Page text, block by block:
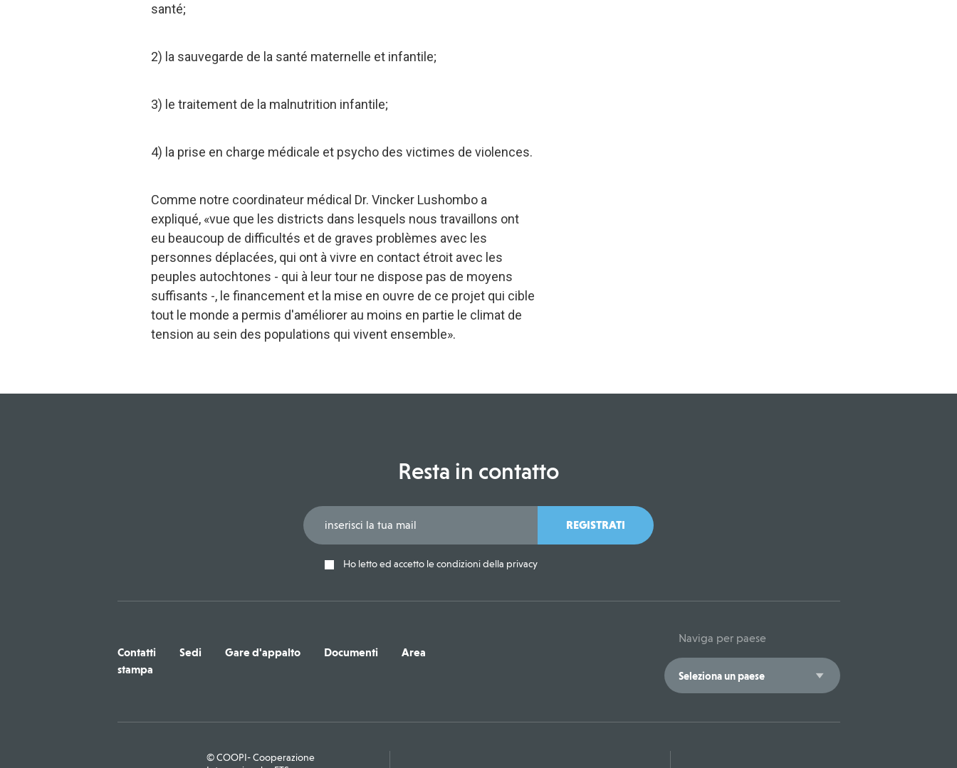
santé;
2) la sauvegarde de la santé maternelle et infantile;
3) le traitement de la malnutrition infantile;
4) la prise en charge médicale et psycho des victimes de violences.
Comme notre coordinateur médical Dr. Vincker Lushombo a
expliqué, «vue que les districts dans lesquels nous travaillons ont
eu beaucoup de difficultés et de graves problèmes avec les
personnes déplacées, qui ont à vivre en contact étroit avec les
peuples autochtones - qui à leur tour ne dispose pas de moyens
suffisants -, le financement et la mise en ouvre de ce projet qui cible
tout le monde a permis d'améliorer au moins en partie le climat de
tension au sein des populations qui vivent ensemble».
Resta in contatto
REGISTRATI
Ho letto ed accetto le condizioni della privacy
Contatti Sedi Gare d'appalto Documenti
Area
stampa
Naviga per paese
© COOPI- Cooperazione